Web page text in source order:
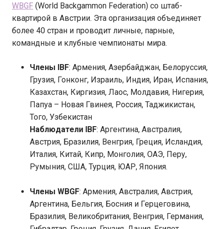
WBGF (World Backgammon Federation) со штаб-
квартирой в Австрии. Эта организация объединяет
более 40 стран и проводит личные, парные,
командные и клубные чемпионаты мира.
Члены IBF: Армения, Азербайджан, Белоруссия,
Грузия, Гонконг, Израиль, Индия, Иран, Испания,
Казахстан, Киргизия, Лаос, Молдавия, Нигерия,
Папуа – Новая Гвинея, Россия, Таджикистан,
Того, Узбекистан
Наблюдатели IBF: Аргентина, Австралия,
Австрия, Бразилия, Венгрия, Греция, Исландия,
Италия, Китай, Кипр, Монголия, ОАЭ, Перу,
Румыния, США, Турция, ЮАР, Япония.
Члены WBGF: Армения, Австралия, Австрия,
Аргентина, Бельгия, Босния и Герцеговина,
Бразилия, Великобритания, Венгрия, Германия,